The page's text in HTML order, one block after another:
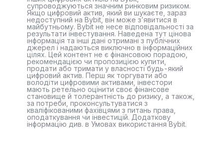
супроводжуються значним ринковим ризиком.
Якщо цифровий актив, який ви шукаєте, зараз
недоступний на Bybit, він може з’явитися в
майбутньому. Bybit не несе відповідальності за
результати інвестування. Наведена тут цінова
інформація та інші дані отримані з публічних
джерел і надаються виключно в інформаційних
цілях. Цей контент не є фінансовою порадою,
рекомендацією чи пропозицією купити,
продати або тримати у власності будь-який
цифровий актив. Перш як торгувати або
володіти цифровими активами, інвестори
мають ретельно оцінити своє фінансове
становище й толерантність до ризику, а також,
за потреби, проконсультуватися з
кваліфікованими фахівцями з питань права,
оподаткування чи інвестицій. Додаткову
інформацію див. в Умовах використання Bybit.